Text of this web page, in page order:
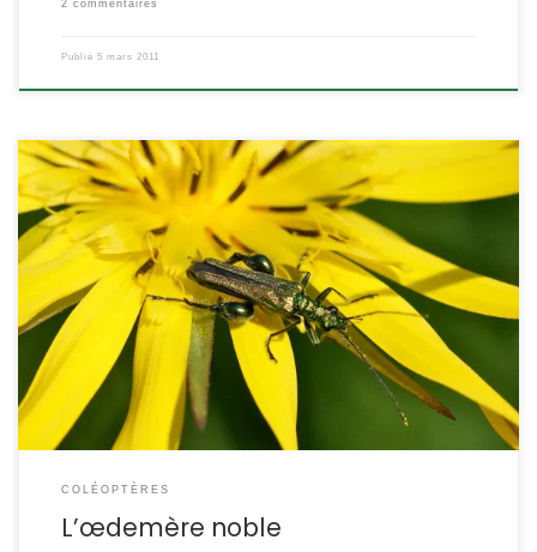
2 commentaires
Publié 5 mars 2011
Ce coléoptère vert métallique est très fréquent sur les fleurs où il
se nourrit. Ses élytres sont souples et se rétrécissent vers l’arrière.
On reconnait les mâles à leurs fémurs des pattes postérieures
particulièrement développés. Oedemera nobilis (ex- Oncomera
nobilis). POSITION SYSTÉMATIQUE : Insecte Coléoptère Famille des
Oedemeridae ETYMOLOGIE : Oncomera = cuisse renflée […]
COLÉOPTÈRES
L’œdemère noble